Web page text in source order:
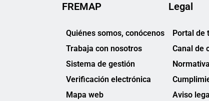
FREMAP
Quiénes somos, conócenos
Trabaja con nosotros
Sistema de gestión
Verificación electrónica
Mapa web
Legal
Portal de
Canal de
Normativa
Aviso